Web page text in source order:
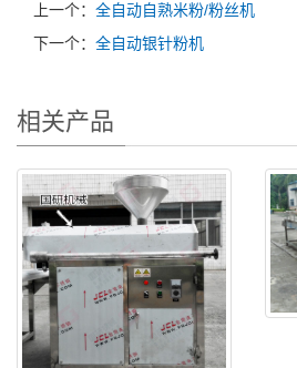
上一个： 全自动自熟米粉/粉丝机
下一个： 全自动银针粉机
相关产品